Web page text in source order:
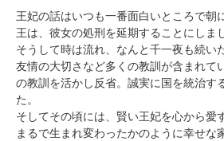
王妃の話はいつも一番面白いところで朝
王は、彼女の処刑を延期することにしまし
そうして時は流れ、なんと千一夜も続い
友情の大切さなど多くの教訓が含まれて
の教訓を活かし反省。誠実に国を統治す
た。
そしてその頃には、賢い王妃を心から愛
まるで生まれ変わったかのように幸せな